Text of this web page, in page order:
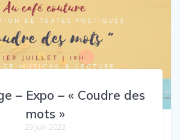
– Expo – « Coudre des
mots »
29 juin 2022